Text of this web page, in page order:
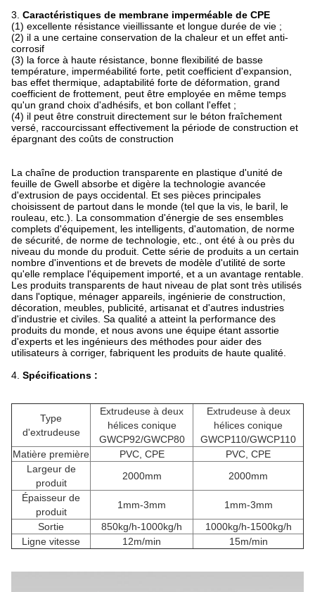
3. Caractéristiques de membrane imperméable de CPE
(1) excellente résistance vieillissante et longue durée de vie ;
(2) il a une certaine conservation de la chaleur et un effet anti-
corrosif
(3) la force à haute résistance, bonne flexibilité de basse
température, imperméabilité forte, petit coefficient d'expansion,
bas effet thermique, adaptabilité forte de déformation, grand
coefficient de frottement, peut être employée en même temps
qu'un grand choix d'adhésifs, et bon collant l'effet ;
(4) il peut être construit directement sur le béton fraîchement
versé, raccourcissant effectivement la période de construction et
épargnant des coûts de construction
La chaîne de production transparente en plastique d'unité de
feuille de Gwell absorbe et digère la technologie avancée
d'extrusion de pays occidental. Et ses pièces principales
choisissent de partout dans le monde (tel que la vis, le baril, le
rouleau, etc.). La consommation d'énergie de ses ensembles
complets d'équipement, les intelligents, d'automation, de norme
de sécurité, de norme de technologie, etc., ont été à ou près du
niveau du monde du produit. Cette série de produits a un certain
nombre d'inventions et de brevets de modèle d'utilité de sorte
qu'elle remplace l'équipement importé, et a un avantage rentable.
Les produits transparents de haut niveau de plat sont très utilisés
dans l'optique, ménager appareils, ingénierie de construction,
décoration, meubles, publicité, artisanat et d'autres industries
d'industrie et civiles. Sa qualité a atteint la performance des
produits du monde, et nous avons une équipe étant assortie
d'experts et les ingénieurs des méthodes pour aider des
utilisateurs à corriger, fabriquent les produits de haute qualité.
4. Spécifications :
Type
d'extrudeuse
Extrudeuse à deux
hélices conique
GWCP92/GWCP80
Extrudeuse à deux
hélices conique
GWCP110/GWCP110
Matière première
PVC, CPE
PVC, CPE
Largeur de
produit
2000mm
2000mm
Épaisseur de
produit
1mm-3mm
1mm-3mm
Sortie
850kg/h-1000kg/h
1000kg/h-1500kg/h
Ligne vitesse
12m/min 15m/min